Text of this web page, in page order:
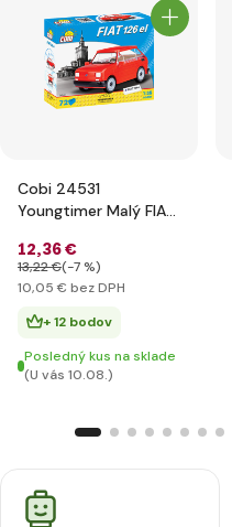
Cobi 24531
Youngtimer Malý FIAT
12,36 €
13,22 €(-7 %)
10,05 € bez DPH
+ 12 bodov
Posledný kus na sklade
(U vás 10.08.)